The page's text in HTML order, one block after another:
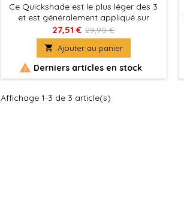
Ce Quickshade est le plus léger des 3
et est généralement appliqué sur
les couleurs les plus claires. Surtout sur
les couleurs de chair ou les zones de
lumière, rose, jaune et blanc, cela fera
un ombrage parfait. Si vous ne voulez
pas nécessairement un ombrage vif et
sombre sur vos figurines, mais que
vous préférez un style plus léger - la
tonalité SOFT...
27,51 € 29,90 €
 Ajouter au panier
 Derniers articles en stock
Affichage 1-3 de 3 article(s)